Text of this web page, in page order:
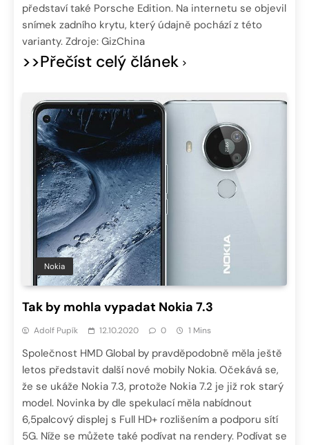
představí také Porsche Edition. Na internetu se objevil
snímek zadního krytu, který údajně pochází z této
varianty. Zdroje: GizChina
>>Přečíst celý článek
Nokia
Tak by mohla vypadat Nokia 7.3
Adolf Pupík 12.10.2020 0 1 Mins
Společnost HMD Global by pravděpodobně měla ještě
letos představit další nové mobily Nokia. Očekává se,
že se ukáže Nokia 7.3, protože Nokia 7.2 je již rok starý
model. Novinka by dle spekulací měla nabídnout
6,5palcový displej s Full HD+ rozlišením a podporu sítí
5G. Níže se můžete také podívat na rendery. Podívat se